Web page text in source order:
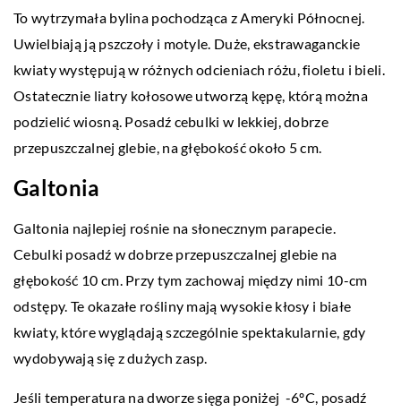
To wytrzymała bylina pochodząca z Ameryki Północnej.
Uwielbiają ją pszczoły i motyle. Duże, ekstrawaganckie
kwiaty występują w różnych odcieniach różu, fioletu i bieli.
Ostatecznie liatry kołosowe utworzą kępę, którą można
podzielić wiosną. Posadź cebulki w lekkiej, dobrze
przepuszczalnej glebie, na głębokość około 5 cm.
Galtonia
Galtonia najlepiej rośnie na słonecznym parapecie.
Cebulki posadź w dobrze przepuszczalnej glebie na
głębokość 10 cm. Przy tym zachowaj między nimi 10-cm
odstępy. Te okazałe rośliny mają wysokie kłosy i białe
kwiaty, które wyglądają szczególnie spektakularnie, gdy
wydobywają się z dużych zasp.
Jeśli temperatura na dworze sięga poniżej -6ºC, posadź